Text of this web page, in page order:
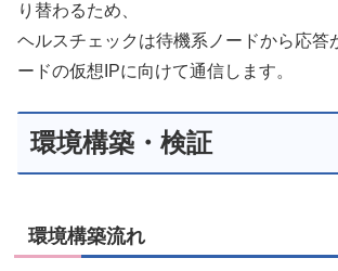
り替わるため、
ヘルスチェックは待機系ノードから応答
ードの仮想IPに向けて通信します。
環境構築・検証
環境構築流れ